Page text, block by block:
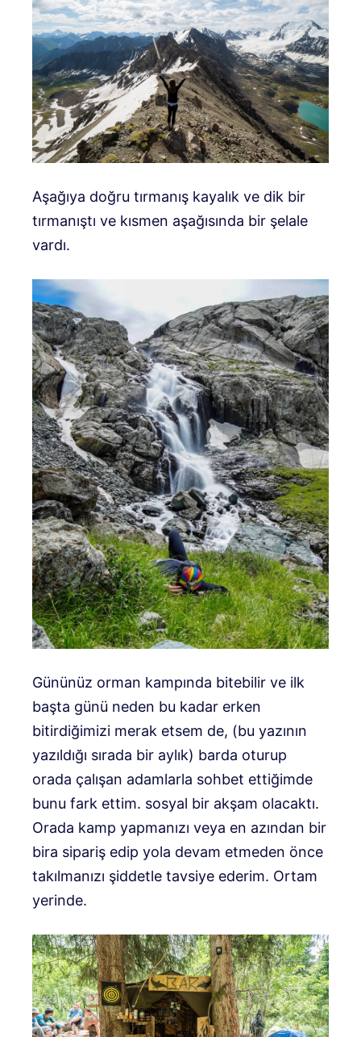
Aşağıya doğru tırmanış kayalık ve dik bir
tırmanıştı ve kısmen aşağısında bir şelale
vardı.
Gününüz orman kampında bitebilir ve ilk
başta günü neden bu kadar erken
bitirdiğimizi merak etsem de, (bu yazının
yazıldığı sırada bir aylık) barda oturup
orada çalışan adamlarla sohbet ettiğimde
bunu fark ettim. sosyal bir akşam olacaktı.
Orada kamp yapmanızı veya en azından bir
bira sipariş edip yola devam etmeden önce
takılmanızı şiddetle tavsiye ederim. Ortam
yerinde.